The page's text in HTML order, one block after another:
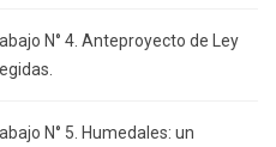
N° 4. Anteproyecto de Ley
N° 5. Humedales: un